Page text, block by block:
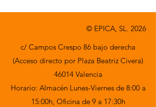
© EPICA, SL. 2026
c/ Campos Crespo 86 bajo derecha
(Acceso directo por Plaza Beatriz Civera)
46014 Valencia
Horario: Almacén Lunes-Viernes de 8:00 a
15:00h, Oficina de 9 a 17:30h